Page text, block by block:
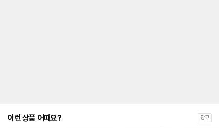
이런 상품 어때요? 광고